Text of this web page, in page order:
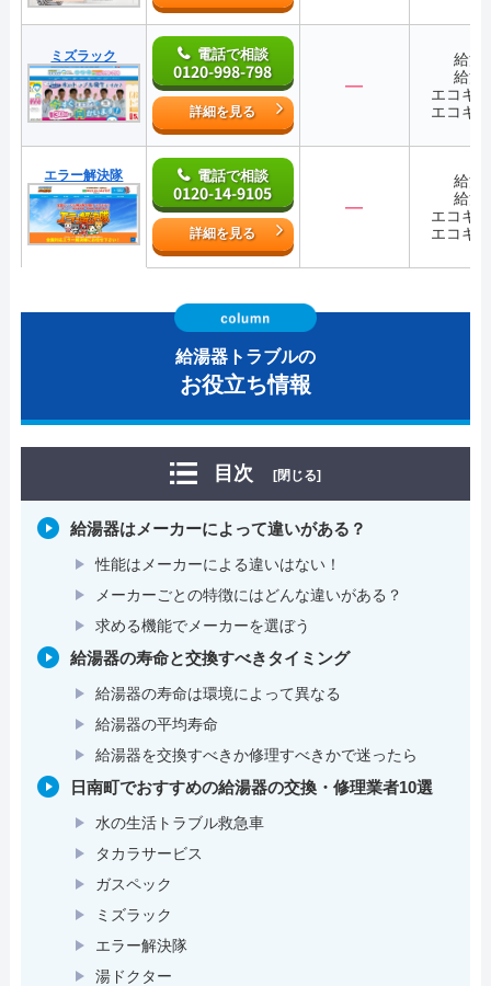
ミズラック 電話で相談
0120-998-798
詳細を見る
―
給湯
給湯
エコキ
エコキ
エラー解決隊 電話で相談
0120-14-9105
詳細を見る
―
給湯
給湯
エコキ
エコキ
給湯器トラブルの
お役立ち情報
目次 [閉じる]
給湯器はメーカーによって違いがある？
性能はメーカーによる違いはない！
メーカーごとの特徴にはどんな違いがある？
求める機能でメーカーを選ぼう
給湯器の寿命と交換すべきタイミング
給湯器の寿命は環境によって異なる
給湯器の平均寿命
給湯器を交換すべきか修理すべきかで迷ったら
日南町でおすすめの給湯器の交換・修理業者10選
水の生活トラブル救急車
タカラサービス
ガスペック
ミズラック
エラー解決隊
湯ドクター